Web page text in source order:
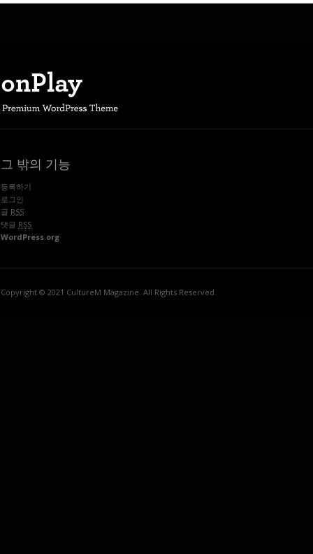
그 밖의 기능
등록하기
로그인
글 RSS
댓글 RSS
WordPress.org
Copyright © 2021 CultureM Magazine. All Rights Reserved.